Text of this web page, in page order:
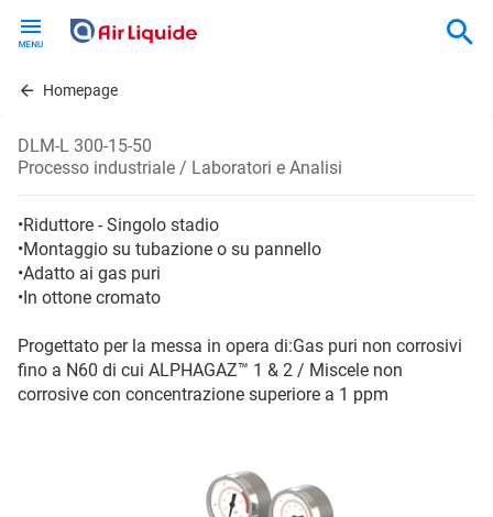
contentHomepage
DLM-L 300-15-50
Processo industriale / Laboratori e Analisi
•Riduttore - Singolo stadio
•Montaggio su tubazione o su pannello
•Adatto ai gas puri
•In ottone cromato
Progettato per la messa in opera di:Gas puri non corrosivi
fino a N60 di cui ALPHAGAZ™ 1 & 2 / Miscele non
corrosive con concentrazione superiore a 1 ppm